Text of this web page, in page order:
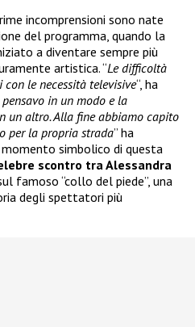
incomprensioni sono nate
del programma, quando la
a diventare sempre più
artistica. “Le difficoltà
le necessità televisive“, ha
in un modo e la
un altro. Alla fine abbiamo capito
per la propria strada” ha
simbolico di questa
scontro tra Alessandra
famoso “collo del piede”, una
degli spettatori più